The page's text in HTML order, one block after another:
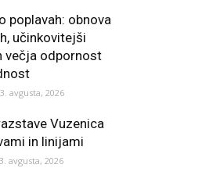
poplavah: obnova
učinkovitejši
večja odpornost
3. avgusta, 2026
Vuzenica
in linijami
3. avgusta, 2026